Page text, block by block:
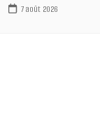
7 août 2026